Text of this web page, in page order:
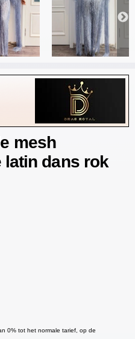
mesh
latin dans rok
0% tot het normale tarief, op de